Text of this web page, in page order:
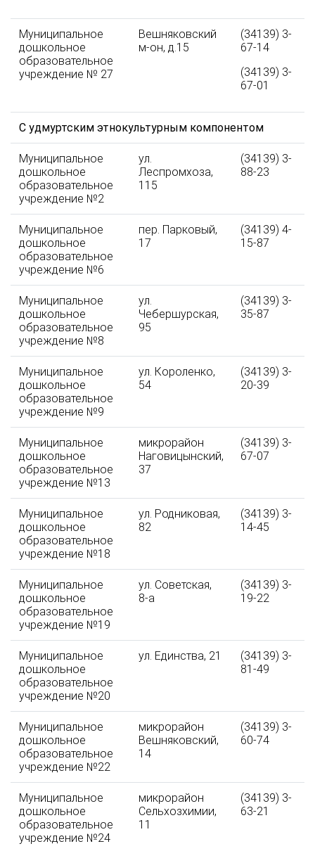
Муниципальное
дошкольное
образовательное
учреждение № 27
Вешняковский
м-он, д.15
(34139) 3-
67-14
(34139) 3-
67-01
С удмуртским этнокультурным компонентом
Муниципальное
дошкольное
образовательное
учреждение №2
ул.
Леспромхоза,
115
(34139) 3-
88-23
Муниципальное
дошкольное
образовательное
учреждение №6
пер. Парковый,
17
(34139) 4-
15-87
Муниципальное
дошкольное
образовательное
учреждение №8
ул.
Чебершурская,
95
(34139) 3-
35-87
Муниципальное
дошкольное
образовательное
учреждение №9
ул. Короленко,
54
(34139) 3-
20-39
Муниципальное
дошкольное
образовательное
учреждение №13
микрорайон
Наговицынский,
37
(34139) 3-
67-07
Муниципальное
дошкольное
образовательное
учреждение №18
ул. Родниковая,
82
(34139) 3-
14-45
Муниципальное
дошкольное
образовательное
учреждение №19
ул. Советская,
8-а
(34139) 3-
19-22
Муниципальное
дошкольное
образовательное
учреждение №20
ул. Единства, 21
(34139) 3-
81-49
Муниципальное
дошкольное
образовательное
учреждение №22
микрорайон
Вешняковский,
14
(34139) 3-
60-74
Муниципальное
дошкольное
образовательное
учреждение №24
микрорайон
Сельхозхимии,
11
(34139) 3-
63-21